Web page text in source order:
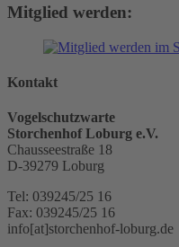
Mitglied werden:
Kontakt
Vogelschutzwarte
Storchenhof Loburg e.V.
Chausseestraße 18
D-39279 Loburg
Tel: 039245/25 16
Fax: 039245/25 16
info[at]storchenhof-loburg.de